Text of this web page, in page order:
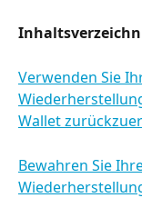
Verwenden Sie
Wallet
Bewahren Sie